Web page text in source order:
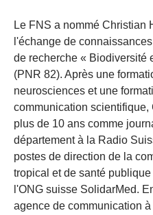
Le FNS a nommé Christian
l'échange de
de recherche « Biodiversité
(PNR 82). Après une
neurosciences et une
communication
plus de 10 ans comme
département à la Radio
postes de direction de la
tropical et de santé
l'ONG suisse SolidarMed.
agence de communication